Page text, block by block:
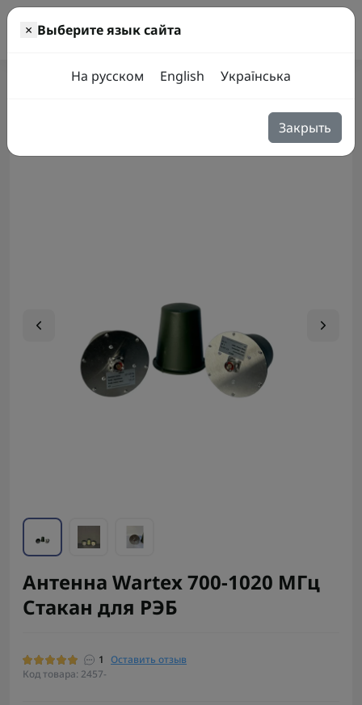
Антенны Квадрифилярные антенны Антенна Wartex 700-1020
× Выберите язык сайта
На русском English Українська
Закрыть
Антенна Wartex 700-1020 МГц
Стакан для РЭБ
1 Оставить отзыв
Код товара: 2457-